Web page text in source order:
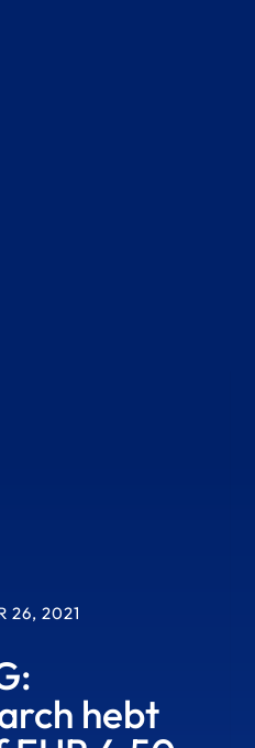
26, 2021
hebt